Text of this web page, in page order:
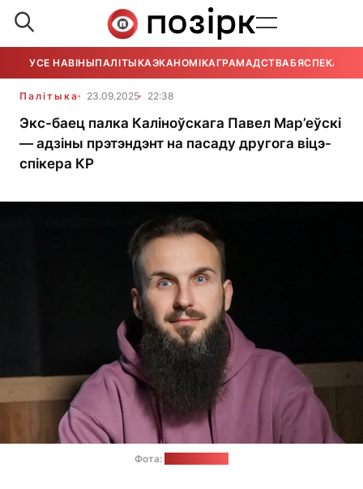
УСЕ НАВІНЫПАЛІТЫКАЭКАНОМІКАГРАМАДСТВАБЯСПЕКА
Палітыка 23.09.2025 22:38
Экс-баец палка Каліноўскага Павел Мар’еўскі
— адзіны прэтэндэнт на пасаду другога віцэ-
спікера КР
Фота: